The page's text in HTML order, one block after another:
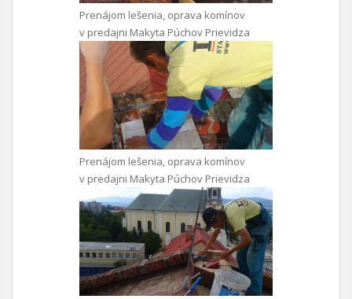
Prenájom lešenia, oprava komínov
v predajni Makyta Púchov Prievidza
Prenájom lešenia, oprava komínov
v predajni Makyta Púchov Prievidza